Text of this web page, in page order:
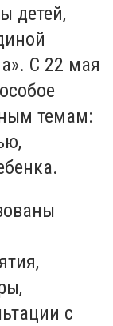
детей,
С 22 мая
темам:
с